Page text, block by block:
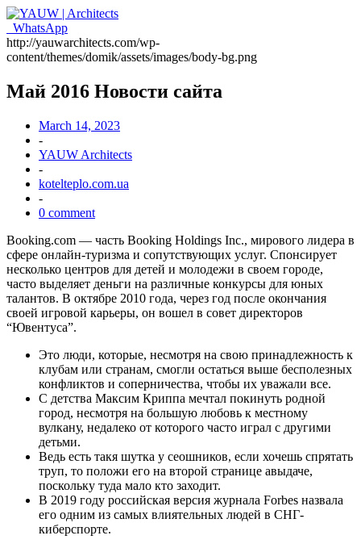
WhatsApp
http://yauwarchitects.com/wp-
content/themes/domik/assets/images/body-bg.png
Май 2016 Новости сайта
March 14, 2023
-
YAUW Architects
-
kotelteplo.com.ua
-
0 comment
Booking.com — часть Booking Holdings Inc., мирового лидера в
сфере онлайн-туризма и сопутствующих услуг. Спонсирует
несколько центров для детей и молодежи в своем городе,
часто выделяет деньги на различные конкурсы для юных
талантов. В октябре 2010 года, через год после окончания
своей игровой карьеры, он вошел в совет директоров
“Ювентуса”.
Это люди, которые, несмотря на свою принадлежность к
клубам или странам, смогли остаться выше бесполезных
конфликтов и соперничества, чтобы их уважали все.
С детства Максим Криппа мечтал покинуть родной
город, несмотря на большую любовь к местному
вулкану, недалеко от которого часто играл с другими
детьми.
Ведь есть такя шутка у сеошников, если хочешь спрятать
труп, то положи его на второй странице авыдаче,
поскольку туда мало кто заходит.
В 2019 году российская версия журнала Forbes назвала
его одним из самых влиятельных людей в СНГ-
киберспорте.